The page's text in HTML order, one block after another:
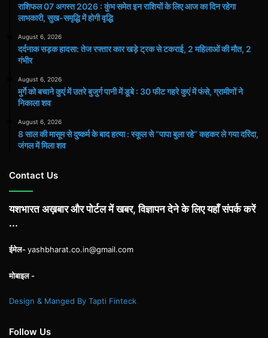
राशिफल 07 अगस्त 2026 : कुंभ समेत इन राशियों के लिए आज का दिन रहेगा
लाभकारी, सुख-समृद्धि में होगी वृद्धि
August 6, 2026
दर्दनाक सड़क हादसा: तेज रफ्तार कार खड़े ट्रक से टकराई, 2 महिलाओं की मौत, 2
गंभीर
August 6, 2026
मुर्गे को बचाने कुएं में उतरे बुजुर्ग पानी में डूबे : 30 फीट गहरे कुएं में फंसे, ग्रामीणों ने
निकाला शव
August 6, 2026
8 साल की मासूम से दुष्कर्म के बाद हत्या : स्कूल से “पापा बुला रहे” कहकर ले गया दरिंदा,
जंगल में मिला शव
Contact Us
यशभारत अख़बार और पोर्टल में खबर, विज्ञापन देने के लिए यहाँ संपर्क करें
...
ईमेल-yashbharat.co.in@gmail.com
मोबाइल -
Design & Manged By Tapti Finteck
Follow Us